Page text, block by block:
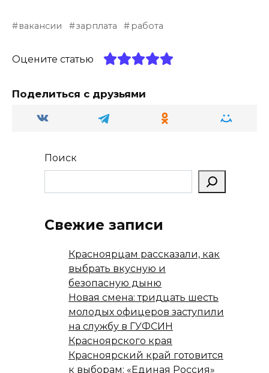
e
ra
n
kl
ss
ni
a
A
p
er п
а
т
вакансии зарплата работа
Оцените статью
Поделиться с друзьями
Поиск
Свежие записи
Красноярцам рассказали, как
выбрать вкусную и
безопасную дыню
Новая смена: тридцать шесть
молодых офицеров заступили
на службу в ГУФСИН
Красноярского края
Красноярский край готовится
к выборам: «Единая Россия»